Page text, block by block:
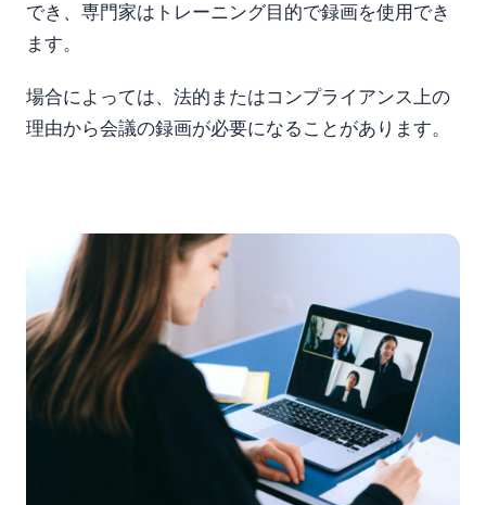
でき、専門家はトレーニング目的で録画を使用でき
ます。
場合によっては、法的またはコンプライアンス上の
理由から会議の録画が必要になることがあります。